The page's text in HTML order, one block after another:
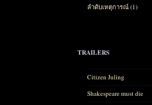
ลำดับเหตุการณ์(1)
TRAILERS
Citizen Juling
Shakespeare must die